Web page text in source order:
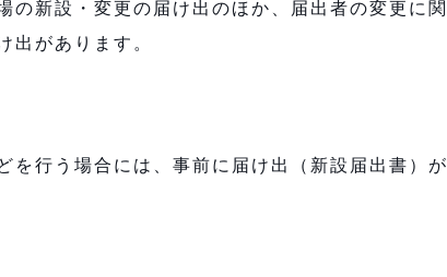
の新設・変更の届け出のほか、届出者の変更に関
出があります。
を行う場合には、事前に届け出（新設届出書）が